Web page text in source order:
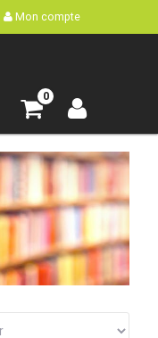
Mon compte
0